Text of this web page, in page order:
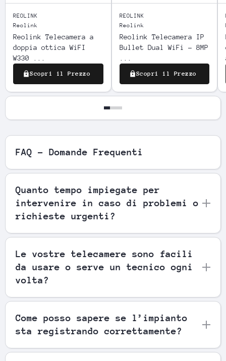
REOLINK
Reolink
Reolink Telecamera a
doppia ottica WiFI
W330 ...
Scopri il Prezzo
REOLINK
Reolink
Reolink Telecamera IP
Bullet Dual WiFi - 8MP
Scopri il Prezzo
FAQ - Domande Frequenti
Quanto tempo impiegate per
intervenire in caso di problemi o
richieste urgenti?
Le vostre telecamere sono facili
da usare o serve un tecnico ogni
volta?
Come posso sapere se l’impianto
sta registrando correttamente?